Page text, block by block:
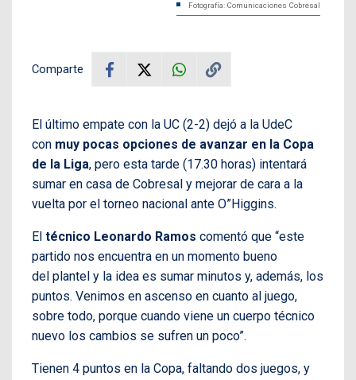
Fotografía: Comunicaciones Cobresal
Comparte
El último empate con la UC (2-2) dejó a la UdeC
con muy pocas opciones de avanzar en la Copa
de la Liga, pero esta tarde (17.30 horas) intentará
sumar en casa de Cobresal y mejorar de cara a la
vuelta por el torneo nacional ante O”Higgins.
El técnico Leonardo Ramos comentó que “este
partido nos encuentra en un momento bueno
del plantel y la idea es sumar minutos y, además, los
puntos. Venimos en ascenso en cuanto al juego,
sobre todo, porque cuando viene un cuerpo técnico
nuevo los cambios se sufren un poco”.
Tienen 4 puntos en la Copa, faltando dos juegos, y